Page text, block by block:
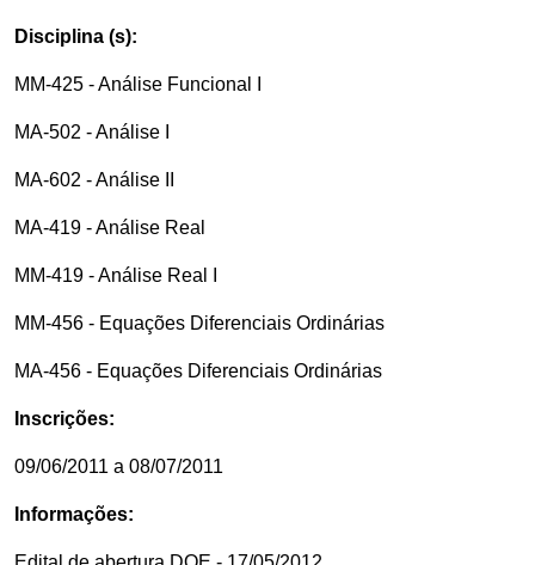
Disciplina (s):
MM-425 - Análise Funcional I
MA-502 - Análise I
MA-602 - Análise II
MA-419 - Análise Real
MM-419 - Análise Real I
MM-456 - Equações Diferenciais Ordinárias
MA-456 - Equações Diferenciais Ordinárias
Inscrições:
09/06/2011 a 08/07/2011
Informações: